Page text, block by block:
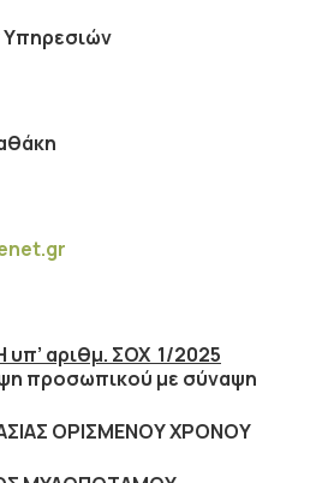
Υπηρεσιών
.gr
αριθμ. ΣΟΧ 1/2025
προσωπικού με σύναψη
ΟΡΙΣΜΕΝΟΥ ΧΡΟΝΟΥ